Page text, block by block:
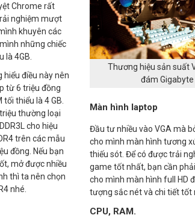
Chrome rất
nghiệm mượt
khuyên các
những chiếc
là 4GB.
hiểu điều này nên
từ 6 triệu đồng
thiểu là 4 GB.
thường loại
cho hiệu
trên các mẫu
đồng. Nếu bạn
mở được nhiều
thì ta nên chọn
nhé.
Thương hiệu sản suất
đám Gigabyte
Màn hình laptop
Đầu tư nhiều vào VGA mà
cho mình màn hình tương
thiếu sót. Để có được trải
game tốt nhất, bạn cần
cho mình màn hình full HD
tượng sắc nét và chi tiết tốt
CPU, RAM.